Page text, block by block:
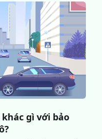
gì với bảo